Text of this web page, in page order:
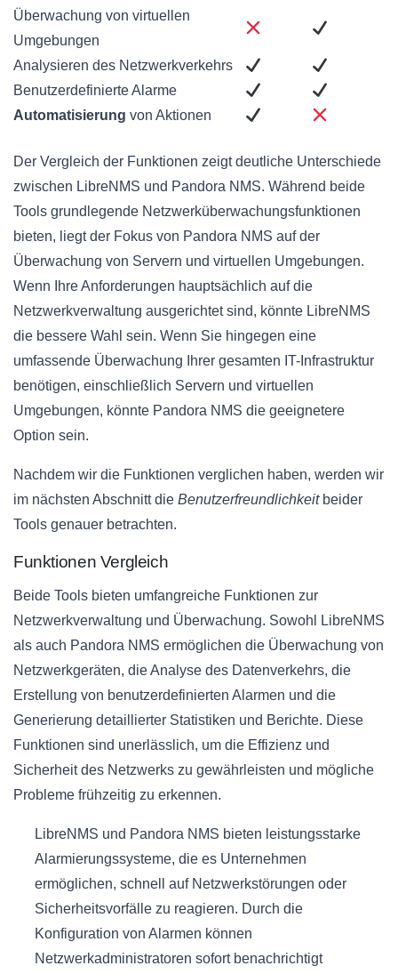
Überwachung von virtuellen
Umgebungen
Analysieren des Netzwerkverkehrs
Benutzerdefinierte Alarme
Automatisierung von Aktionen
Der Vergleich der Funktionen zeigt deutliche Unterschiede
zwischen LibreNMS und Pandora NMS. Während beide
Tools grundlegende Netzwerküberwachungsfunktionen
bieten, liegt der Fokus von Pandora NMS auf der
Überwachung von Servern und virtuellen Umgebungen.
Wenn Ihre Anforderungen hauptsächlich auf die
Netzwerkverwaltung ausgerichtet sind, könnte LibreNMS
die bessere Wahl sein. Wenn Sie hingegen eine
umfassende Überwachung Ihrer gesamten IT-Infrastruktur
benötigen, einschließlich Servern und virtuellen
Umgebungen, könnte Pandora NMS die geeignetere
Option sein.
Nachdem wir die Funktionen verglichen haben, werden wir
im nächsten Abschnitt die Benutzerfreundlichkeitbeider
Tools genauer betrachten.
Funktionen Vergleich
Beide Tools bieten umfangreiche Funktionen zur
Netzwerkverwaltung und Überwachung. Sowohl LibreNMS
als auch Pandora NMS ermöglichen die Überwachung von
Netzwerkgeräten, die Analyse des Datenverkehrs, die
Erstellung von benutzerdefinierten Alarmen und die
Generierung detaillierter Statistiken und Berichte. Diese
Funktionen sind unerlässlich, um die Effizienz und
Sicherheit des Netzwerks zu gewährleisten und mögliche
Probleme frühzeitig zu erkennen.
LibreNMS und Pandora NMS bieten leistungsstarke
Alarmierungssysteme, die es Unternehmen
ermöglichen, schnell auf Netzwerkstörungen oder
Sicherheitsvorfälle zu reagieren. Durch die
Konfiguration von Alarmen können
Netzwerkadministratoren sofort benachrichtigt